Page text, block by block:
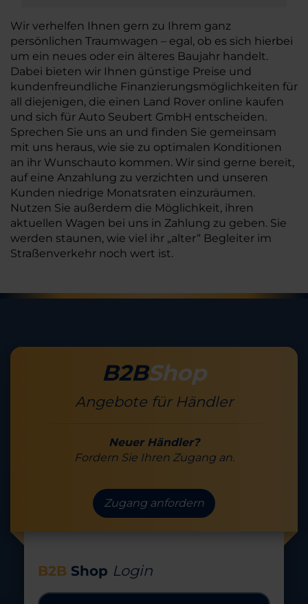
Wir verhelfen Ihnen gern zu Ihrem ganz
persönlichen Traumwagen – egal, ob es sich hierbei
um ein neues oder ein älteres Baujahr handelt.
Dabei bieten wir Ihnen günstige Preise und
kundenfreundliche Finanzierungsmöglichkeiten für
all diejenigen, die einen Land Rover online kaufen
und sich für Auto Seubert GmbH entscheiden.
Sprechen Sie uns an und finden Sie gemeinsam
mit uns heraus, wie sie zu optimalen Konditionen
an ihr Wunschauto kommen. Wir sind gerne bereit,
auf eine Anzahlung zu verzichten und unseren
Kunden niedrige Monatsraten einzuräumen.
Nutzen Sie außerdem die Möglichkeit, ihren
aktuellen Wagen bei uns in Zahlung zu geben. Sie
werden staunen, wie viel ihr „alter“ Begleiter im
Straßenverkehr noch wert ist.
B2BShop
Angebote für Händler
Neuer Händler?
Fordern Sie Ihren Zugang an.
Zugang anfordern
B2B Shop Login